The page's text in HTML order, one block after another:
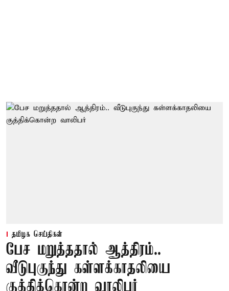
தமிழக செய்திகள்
பேச மறுத்ததால் ஆத்திரம்..
வீடுபுகுந்து கள்ளக்காதலியை
குத்திக்கொன்ற வாலிபர்